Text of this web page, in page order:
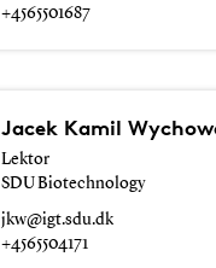
+4565501687
Jacek Kamil
Lektor
SDU Biotechnology
jkw@igt.sdu.dk
+4565504171